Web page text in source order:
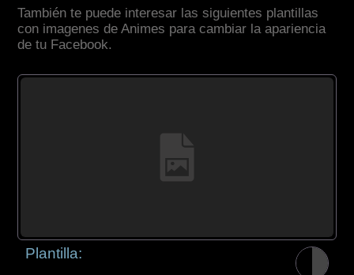
También te puede interesar las siguientes plantillas
con imagenes de Animes para cambiar la apariencia
de tu Facebook.
Plantilla: